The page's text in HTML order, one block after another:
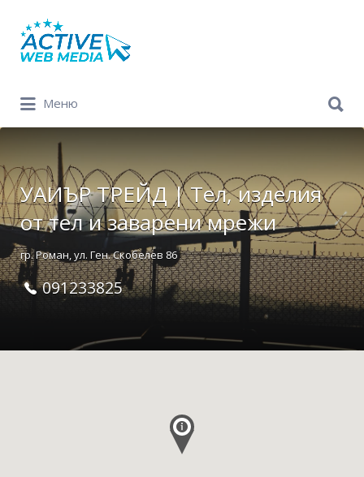
Search
for:
Меню
for:
УАИЪР ТРЕЙД | Тел, изделия
от тел и заварени мрежи
гр. Роман, ул. Ген. Скобелев 86
091233825